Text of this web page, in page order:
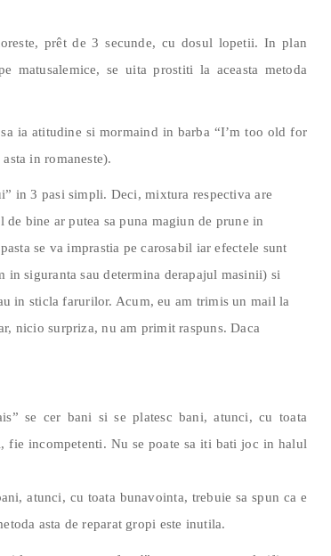
prêt de 3 secunde, cu dosul lopetii. In plan
matusalemice, se uita prostiti la aceasta metoda
ia atitudine si mormaind in barba “I’m too old for
in romaneste).
in 3 pasi simpli. Deci, mixtura respectiva are
bine ar putea sa puna magiun de prune in
se va imprastia pe carosabil iar efectele sunt
in siguranta sau determina derapajul masinii) si
in sticla farurilor. Acum, eu am trimis un mail la
nicio surpriza, nu am primit raspuns. Daca
se cer bani si se platesc bani, atunci, cu toata
fie incompetenti. Nu se poate sa iti bati joc in halul
atunci, cu toata bunavointa, trebuie sa spun ca e
asta de reparat gropi este inutila.